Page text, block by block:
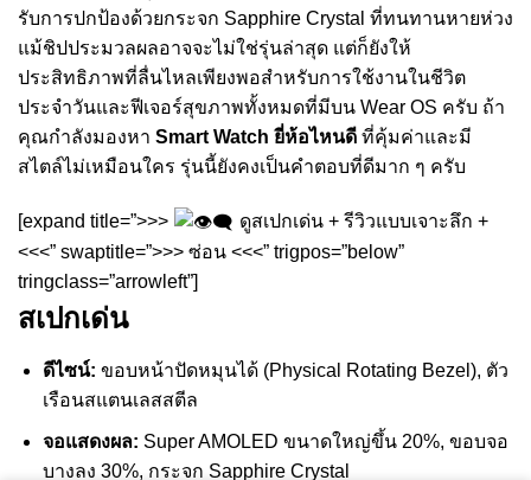
รับการปกป้องด้วยกระจก Sapphire Crystal ที่ทนทานหายห่วง
แม้ชิปประมวลผลอาจจะไม่ใช่รุ่นล่าสุด แต่ก็ยังให้
ประสิทธิภาพที่ลื่นไหลเพียงพอสำหรับการใช้งานในชีวิต
ประจำวันและฟีเจอร์สุขภาพทั้งหมดที่มีบน Wear OS ครับ ถ้า
คุณกำลังมองหา Smart Watch ยี่ห้อไหนดี ที่คุ้มค่าและมี
สไตล์ไม่เหมือนใคร รุ่นนี้ยังคงเป็นคำตอบที่ดีมาก ๆ ครับ
[expand title=”>>>
ดูสเปกเด่น + รีวิวแบบเจาะลึก +
<<<” swaptitle=”>>> ซ่อน <<<” trigpos=”below”
tringclass=”arrowleft”]
สเปกเด่น
ดีไซน์: ขอบหน้าปัดหมุนได้ (Physical Rotating Bezel), ตัว
เรือนสแตนเลสสตีล
จอแสดงผล: Super AMOLED ขนาดใหญ่ขึ้น 20%, ขอบจอ
บางลง 30%, กระจก Sapphire Crystal